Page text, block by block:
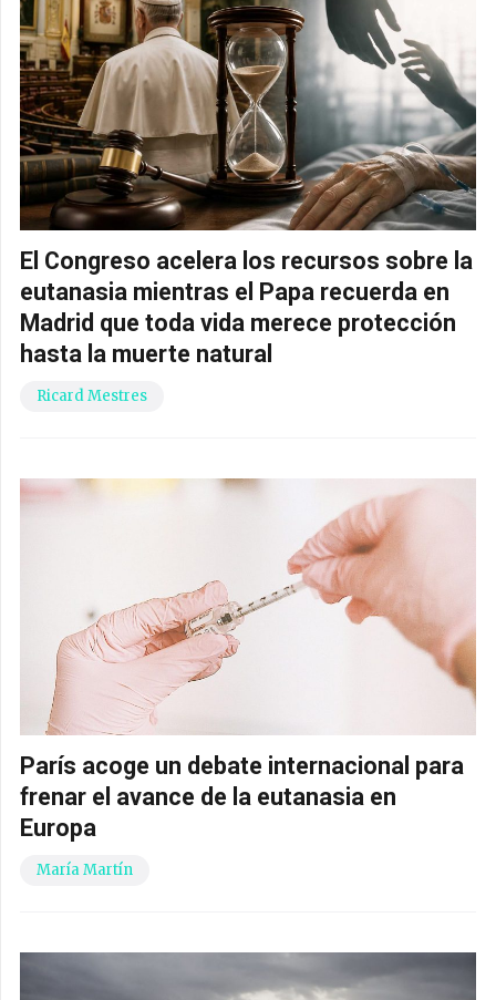
El Congreso acelera los recursos sobre la
eutanasia mientras el Papa recuerda en
Madrid que toda vida merece protección
hasta la muerte natural
Ricard Mestres
París acoge un debate internacional para
frenar el avance de la eutanasia en
Europa
María Martín